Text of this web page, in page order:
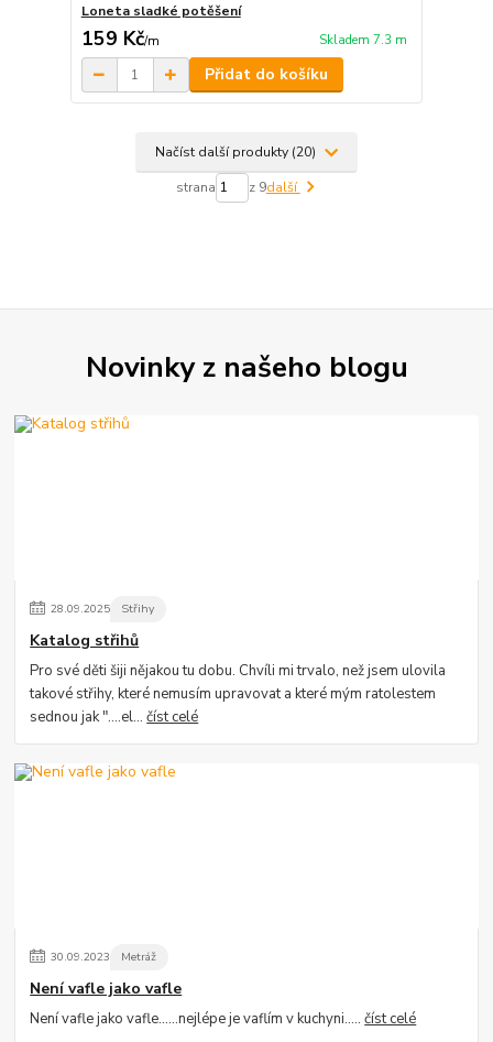
Loneta sladké potěšení
159 Kč/m Skladem 7.3 m
Přidat do košíku
Načíst další produkty (20)
strana z 9další
Novinky z našeho blogu
28.09.2025 Střihy
Katalog střihů
Pro své děti šiji nějakou tu dobu. Chvíli mi trvalo, než jsem ulovila
takové střihy, které nemusím upravovat a které mým ratolestem
sednou jak "....el...číst celé
30.09.2023 Metráž
Není vafle jako vafle
Není vafle jako vafle......nejlépe je vaflím v kuchyni.....číst celé